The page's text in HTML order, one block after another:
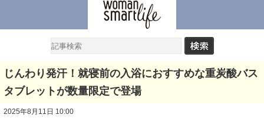
じんわり発汗！就寝前の入浴におすすめな重炭酸バス
タブレットが数量限定で登場
2025年8月11日 10:00